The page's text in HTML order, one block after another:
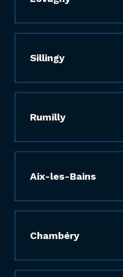
Sillingy
Rumilly
Aix-les-Bains
Chambéry